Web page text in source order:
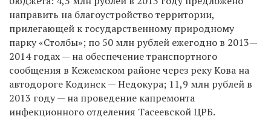
направить на благоустройство территории,
прилегающей к государственному природному
парку «Столбы»; по 50 млн рублей ежегодно в 2013—
2014 годах — на обеспечение транспортного
сообщения в Кежемском районе через реку Кова на
автодороге Кодинск — Недокура; 11,9 млн рублей в
2013 году — на проведение капремонта
инфекционного отделения Тасеевской ЦРБ.